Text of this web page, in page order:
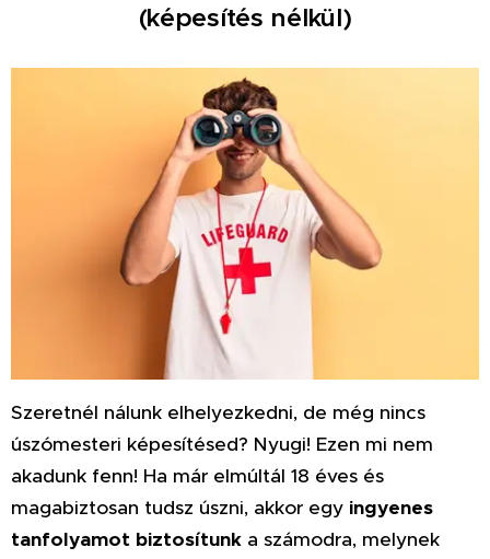
(képesítés nélkül)
Szeretnél nálunk elhelyezkedni, de még nincs
úszómesteri képesítésed? Nyugi! Ezen mi nem
akadunk fenn! Ha már elmúltál 18 éves és
magabiztosan tudsz úszni, akkor egy ingyenes
tanfolyamot biztosítunk a számodra, melynek